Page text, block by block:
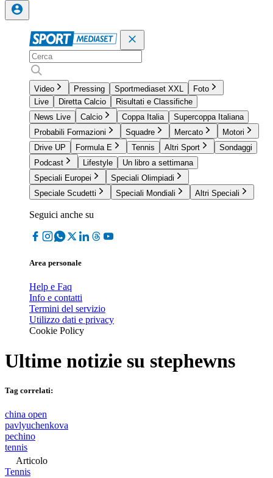
Video Pressing Sportmediaset XXL
Foto
Live
Diretta Calcio
Risultati e Classifiche
News Live
Calcio Coppa Italia
Supercoppa Italiana
Probabili Formazioni
Squadre Mercato
Motori
Drive UP
Formula E Tennis Altri Sport
Sondaggi
Podcast
Lifestyle
Un libro a settimana
Speciali Europei
Speciali Olimpiadi
Speciale Scudetti
Speciali Mondiali Altri Speciali
Seguici anche su
Area personale
Help e Faq
Info e contatti
Termini del servizio
Utilizzo dati e privacy
Cookie Policy
Ultime notizie su stephewns
Tag correlati:
china open
pavlyuchenkova
pechino
tennis
Articolo
Tennis